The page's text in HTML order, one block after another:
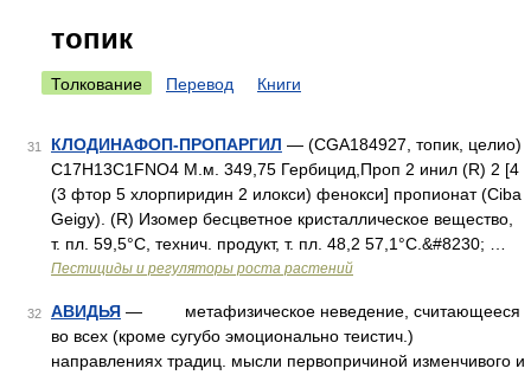
топик
Толкование Перевод Книги
31 КЛОДИНАФОП-ПРОПАРГИЛ — (CGA184927, топик, целио)
C17H13C1FNO4 М.м. 349,75 Гербицид,Проп 2 инил (R) 2 [4
(3 фтор 5 хлорпиридин 2 илокси) фенокси] пропионат (Ciba
Geigy). (R) Изомер бесцветное кристаллическое вещество,
т. пл. 59,5°С, технич. продукт, т. пл. 48,2 57,1°С.&#8230; …
Пестициды и регуляторы роста растений
32 АВИДЬЯ — метафизическое неведение, считающееся
во всех (кроме сугубо эмоционально теистич.)
направлениях традиц. мысли первопричиной изменчивого и